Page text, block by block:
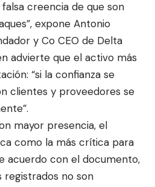
creencia de que son
expone Antonio
y Co CEO de Delta
advierte que el activo más
“si la confianza se
clientes y proveedores se
mayor presencia, el
como la más crítica para
acuerdo con el documento,
registrados no son